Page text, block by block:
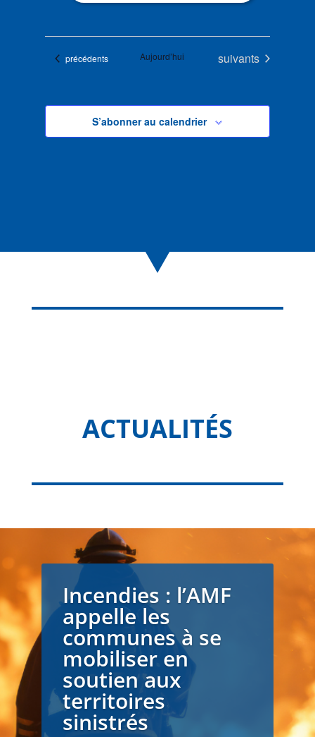
Évènements
précédents Aujourd’hui Évènements
suivants
S’abonner au calendrier
ACTUALITÉS
Incendies : l’AMF
appelle les
communes à se
mobiliser en
soutien aux
territoires
sinistrés